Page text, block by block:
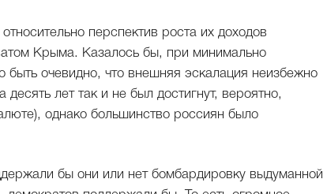
перспектив роста их доходов
Крыма. Казалось бы, при минимально
очевидно, что внешняя эскалация неизбежно
лет так и не был достигнут, вероятно,
однако большинство россиян было
бы они или нет бомбардировку выдуманной